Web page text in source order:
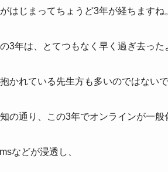
はじまってちょうど3年が経ちますね
3年は、とてつもなく早く過ぎ去った
かれている先生方も多いのではないで
の通り、この3年でオンラインが一般
などが浸透し、